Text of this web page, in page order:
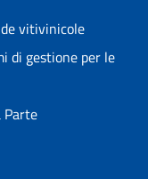
vitivinicole
di gestione per le
Parte